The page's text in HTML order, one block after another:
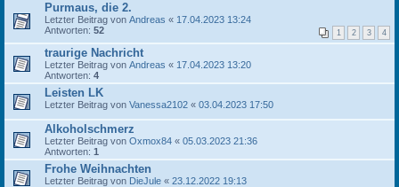
Purmaus, die 2.
Letzter Beitrag von Andreas « 17.04.2023 13:24
Antworten: 52 1 2 3 4
traurige Nachricht
Letzter Beitrag von Andreas « 17.04.2023 13:20
Antworten: 4
Leisten LK
Letzter Beitrag von Vanessa2102 « 03.04.2023 17:50
Alkoholschmerz
Letzter Beitrag von Oxmox84 « 05.03.2023 21:36
Antworten: 1
Frohe Weihnachten
Letzter Beitrag von DieJule « 23.12.2022 19:13